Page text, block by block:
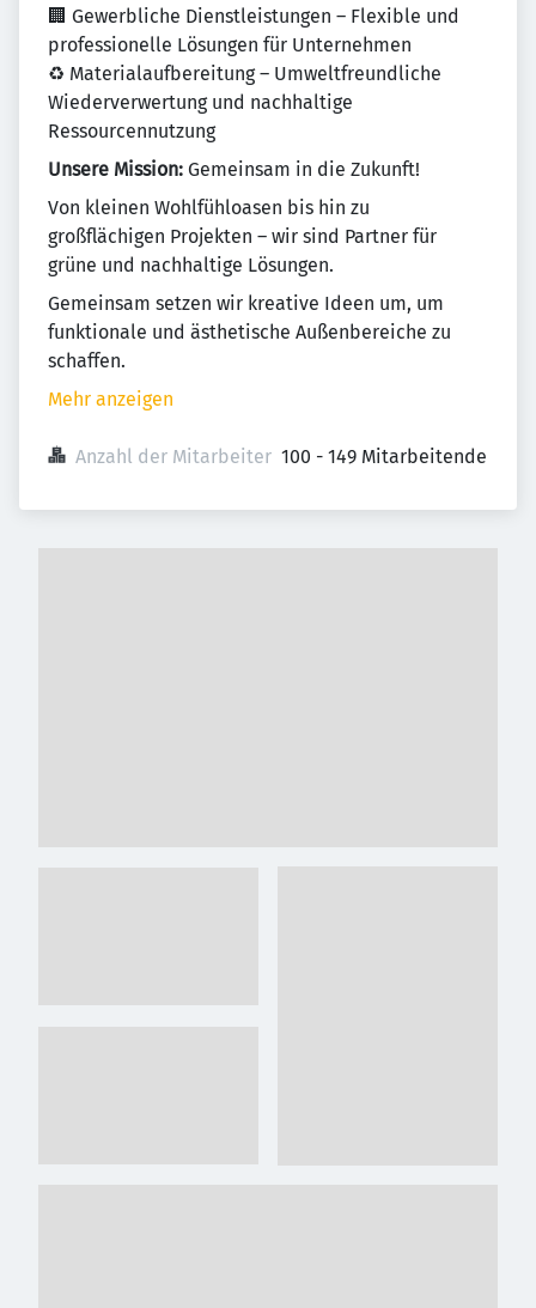
🏢 Gewerbliche Dienstleistungen – Flexible und
professionelle Lösungen für Unternehmen
♻ Materialaufbereitung – Umweltfreundliche
Wiederverwertung und nachhaltige
Ressourcennutzung
Unsere Mission: Gemeinsam in die Zukunft!
Von kleinen Wohlfühloasen bis hin zu
großflächigen Projekten – wir sind Partner für
grüne und nachhaltige Lösungen.
Gemeinsam setzen wir kreative Ideen um, um
funktionale und ästhetische Außenbereiche zu
schaffen.
Mehr anzeigen
Anzahl der Mitarbeiter 100 - 149 Mitarbeitende